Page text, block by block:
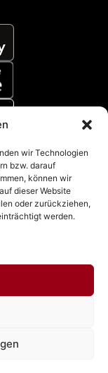
wir Technologien
bzw. darauf
können wir
dieser Website
oder zurückziehen,
werden.
(EU)|AGB